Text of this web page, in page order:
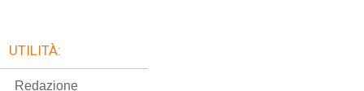
UTILITÀ:
Redazione